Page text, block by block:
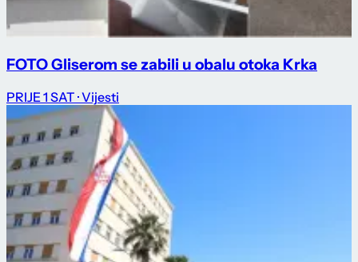
FOTO Gliserom se zabili u obalu otoka Krka
PRIJE 1 SAT · Vijesti